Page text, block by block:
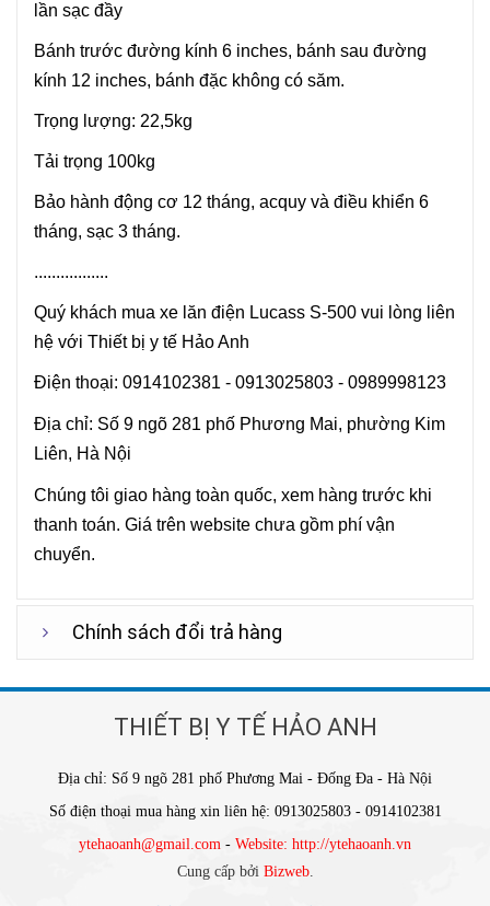
lần sạc đầy
Bánh trước đường kính 6 inches, bánh sau đường
kính 12 inches, bánh đặc không có săm.
Trọng lượng: 22,5kg
Tải trọng 100kg
Bảo hành động cơ 12 tháng, acquy và điều khiển 6
tháng, sạc 3 tháng.
.................
Quý khách mua xe lăn điện Lucass S-500 vui lòng liên
hệ với Thiết bị y tế Hảo Anh
Điện thoại: 0914102381 - 0913025803 - 0989998123
Địa chỉ: Số 9 ngõ 281 phố Phương Mai, phường Kim
Liên, Hà Nội
Chúng tôi giao hàng toàn quốc, xem hàng trước khi
thanh toán. Giá trên website chưa gồm phí vận
chuyển.
Chính sách đổi trả hàng
THIẾT BỊ Y TẾ HẢO ANH
Địa chỉ: Số 9 ngõ 281 phố Phương Mai - Đống Đa - Hà Nội
Số điện thoại mua hàng xin liên hệ: 0913025803 - 0914102381
ytehaoanh@gmail.com - Website: http://ytehaoanh.vn
Cung cấp bởi Bizweb.